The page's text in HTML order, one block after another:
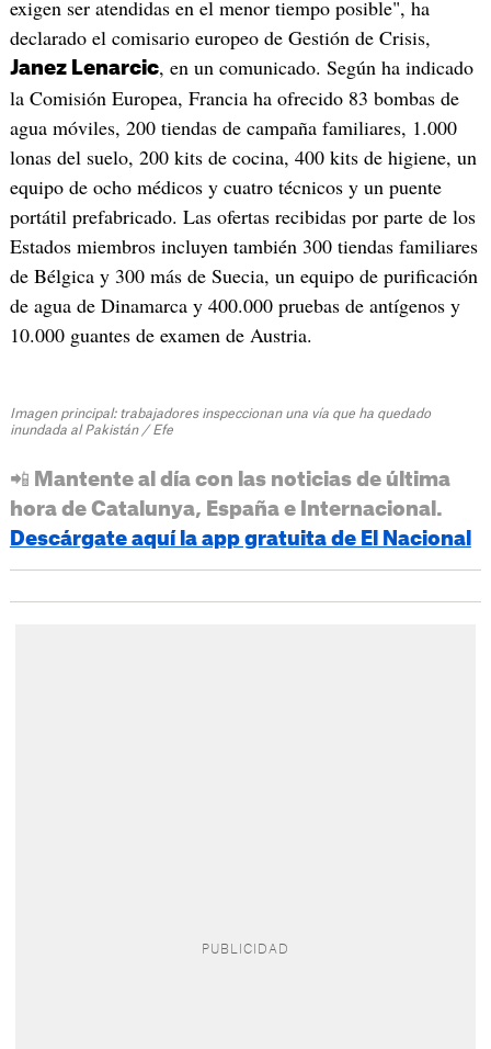
exigen ser atendidas en el menor tiempo posible", ha
declarado el comisario europeo de Gestión de Crisis,
Janez Lenarcic, en un comunicado. Según ha indicado
la Comisión Europea, Francia ha ofrecido 83 bombas de
agua móviles, 200 tiendas de campaña familiares, 1.000
lonas del suelo, 200 kits de cocina, 400 kits de higiene, un
equipo de ocho médicos y cuatro técnicos y un puente
portátil prefabricado. Las ofertas recibidas por parte de los
Estados miembros incluyen también 300 tiendas familiares
de Bélgica y 300 más de Suecia, un equipo de purificación
de agua de Dinamarca y 400.000 pruebas de antígenos y
10.000 guantes de examen de Austria.
Imagen principal: trabajadores inspeccionan una vía que ha quedado
inundada al Pakistán / Efe
📲 Mantente al día con las noticias de última
hora de Catalunya, España e Internacional.
Descárgate aquí la app gratuita de El Nacional